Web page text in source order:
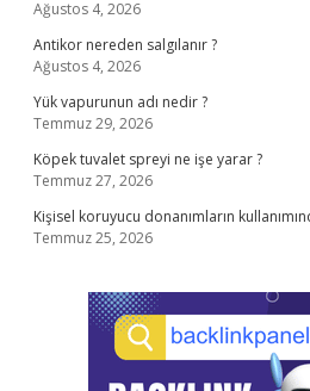
Ağustos 4, 2026
Antikor nereden salgılanır ?
Ağustos 4, 2026
Yük vapurunun adı nedir ?
Temmuz 29, 2026
Köpek tuvalet spreyi ne işe yarar ?
Temmuz 27, 2026
Kişisel koruyucu donanımların
Temmuz 25, 2026